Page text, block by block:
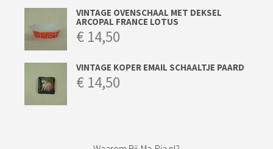
VINTAGE OVENSCHAAL MET DEKSEL
ARCOPAL FRANCE LOTUS
€ 14,50
VINTAGE KOPER EMAIL SCHAALTJE PAARD
€ 14,50